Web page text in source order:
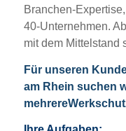
Branchen-
40-Unternehmen.
mit dem Mittelstand
Für unseren
am Rhein suchen